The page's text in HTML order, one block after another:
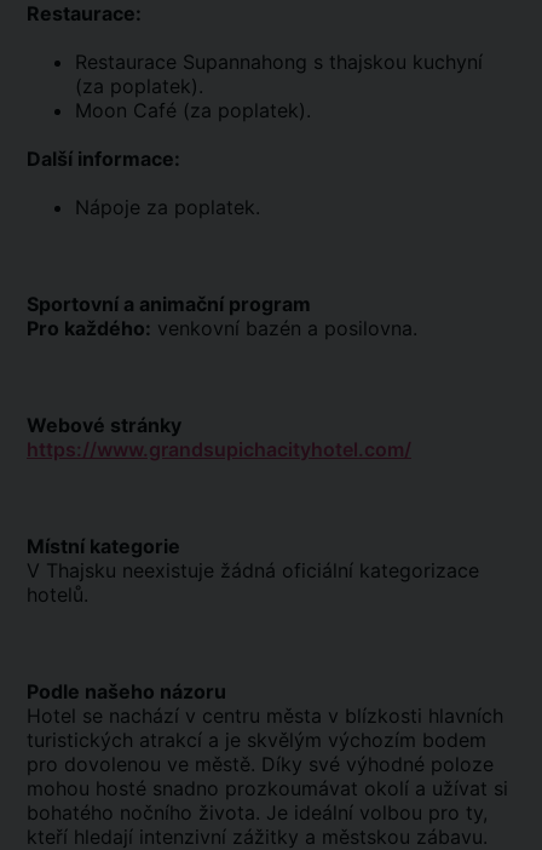
Restaurace:
Restaurace Supannahong s thajskou kuchyní
(za poplatek).
Moon Café (za poplatek).
Další informace:
Nápoje za poplatek.
Sportovní a animační program
Pro každého: venkovní bazén a posilovna.
Webové stránky
https://www.grandsupichacityhotel.com/
Místní kategorie
V Thajsku neexistuje žádná oficiální kategorizace
hotelů.
Podle našeho názoru
Hotel se nachází v centru města v blízkosti hlavních
turistických atrakcí a je skvělým výchozím bodem
pro dovolenou ve městě. Díky své výhodné poloze
mohou hosté snadno prozkoumávat okolí a užívat si
bohatého nočního života. Je ideální volbou pro ty,
kteří hledají intenzivní zážitky a městskou zábavu.